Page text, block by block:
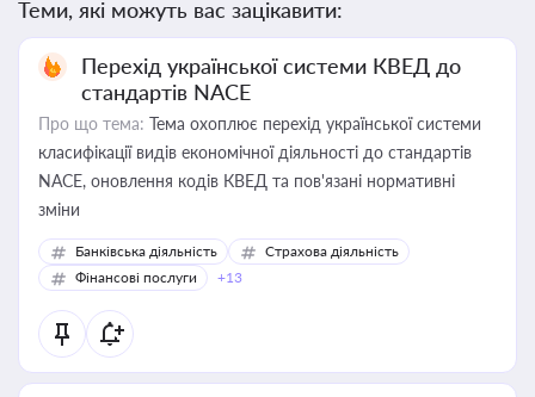
Теми, які можуть вас зацікавити:
Перехід української системи КВЕД до
стандартів NACE
Про що тема: Тема охоплює перехід української системи
класифікації видів економічної діяльності до стандартів
NACE, оновлення кодів КВЕД та пов'язані нормативні
зміни
Банківська діяльність
Страхова діяльність
Фінансові послуги
+13